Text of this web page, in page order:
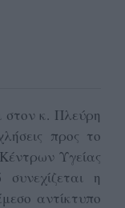
στον κ. Πλεύρη
προς το
Υγείας
η
αντίκτυπο